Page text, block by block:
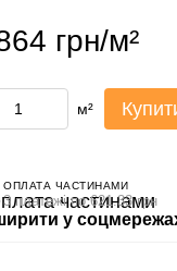
грн/м²
м²
ОПЛАТА ЧАСТИНАМИ
3 платежі по 621.33 грн
у